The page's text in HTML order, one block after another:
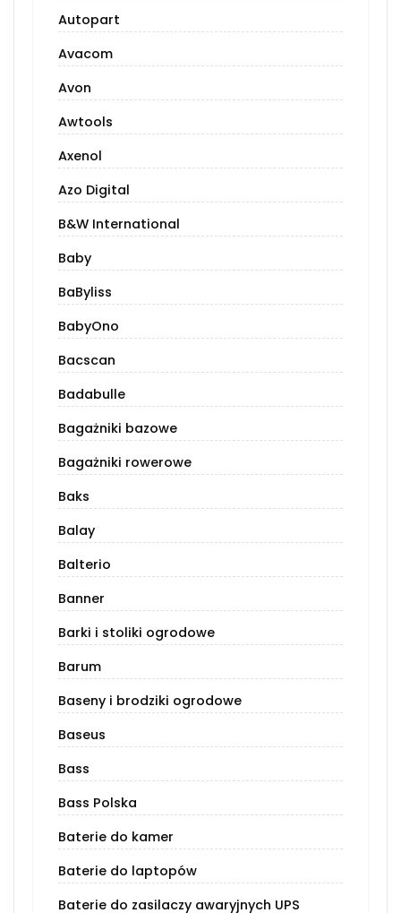
Autopart
Avacom
Avon
Awtools
Axenol
Azo Digital
B&W International
Baby
BaByliss
BabyOno
Bacscan
Badabulle
Bagażniki bazowe
Bagażniki rowerowe
Baks
Balay
Balterio
Banner
Barki i stoliki ogrodowe
Barum
Baseny i brodziki ogrodowe
Baseus
Bass
Bass Polska
Baterie do kamer
Baterie do laptopów
Baterie do zasilaczy awaryjnych UPS